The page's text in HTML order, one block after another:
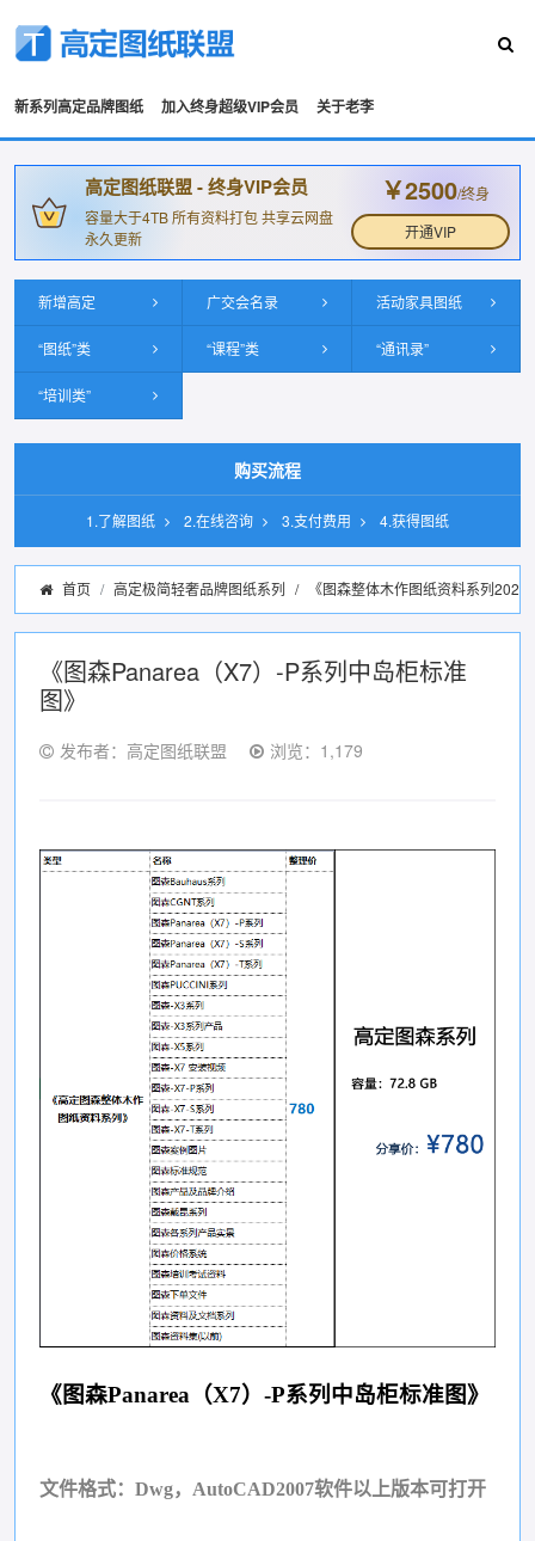
新系列高定品牌图纸 加入终身超级VIP会员 关于老李
高定图纸联盟 - 终身VIP会员
容量大于4TB 所有资料打包 共享云网盘
永久更新
￥2500/终身
开通VIP
新增高定 广交会名录 活动家具图纸
“图纸”类 “课程”类 “通讯录”
“培训类”
购买流程
1.了解图纸 2.在线咨询 3.支付费用 4.获得图纸
首页 高定极简轻奢品牌图纸系列 / 《图森整体木作图纸资料系列2022
《图森Panarea（X7）-P系列中岛柜标准
图》
发布者：高定图纸联盟 浏览：1,179
《图森Panarea（X7）-P系列中岛柜标准图》
文件格式：Dwg，AutoCAD2007软件以上版本可打开